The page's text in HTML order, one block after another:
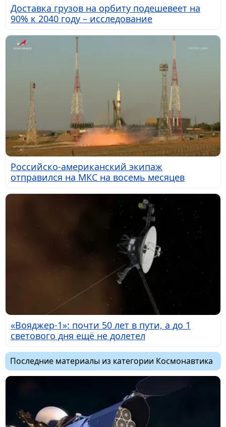
Доставка грузов на орбиту подешевеет на
90% к 2040 году – исследование
Российско-американский экипаж
отправился на МКС на восемь месяцев
«Вояджер-1»: почти 50 лет в пути, а до 1
светового дня ещё не долетел
Последние материалы из категории Космонавтика